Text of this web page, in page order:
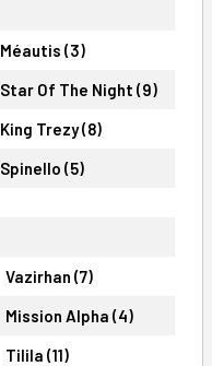
Méautis (3)
Star Of The Night (9)
King Trezy (8)
Spinello (5)
Vazirhan (7)
Mission Alpha (4)
Tilila (11)